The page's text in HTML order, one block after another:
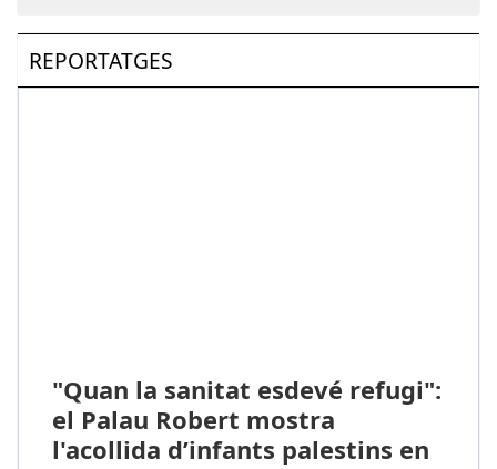
REPORTATGES
"Quan la sanitat esdevé refugi":
el Palau Robert mostra
l'acollida d’infants palestins en